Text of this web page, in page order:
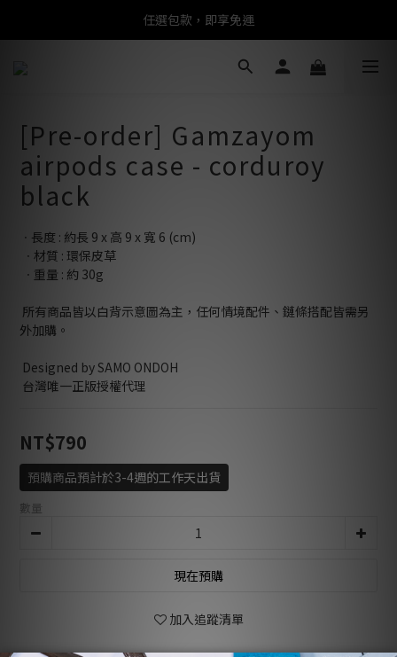
任選包款，即享免運
任選包款，即享免運
限時搶購！指定包款，單件$1200
[Pre-order] Gamzayom
airpods case - corduroy
black
ㆍ長度 : 約長 9 x 高 9 x 寬 6 (cm)
ㆍ材質 : 環保皮草
ㆍ重量 : 約 30g
外加購。
Designed by SAMO ONDOH
台灣唯一正版授權代理
NT$790
預購商品預計於3-4週的工作天出貨
數量
現在預購
加入追蹤清單